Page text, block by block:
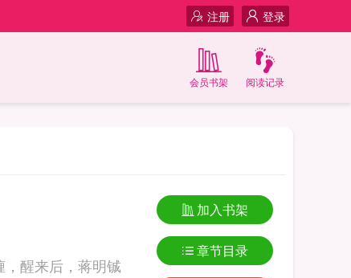
登录
注册
阅读记录
会员书架
醒来后，蒋明铖
加入书架
章节目录